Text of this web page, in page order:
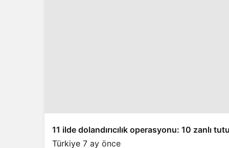
11 ilde dolandırıcılık operasyonu: 10 zanlı
Türkiye 7 ay önce